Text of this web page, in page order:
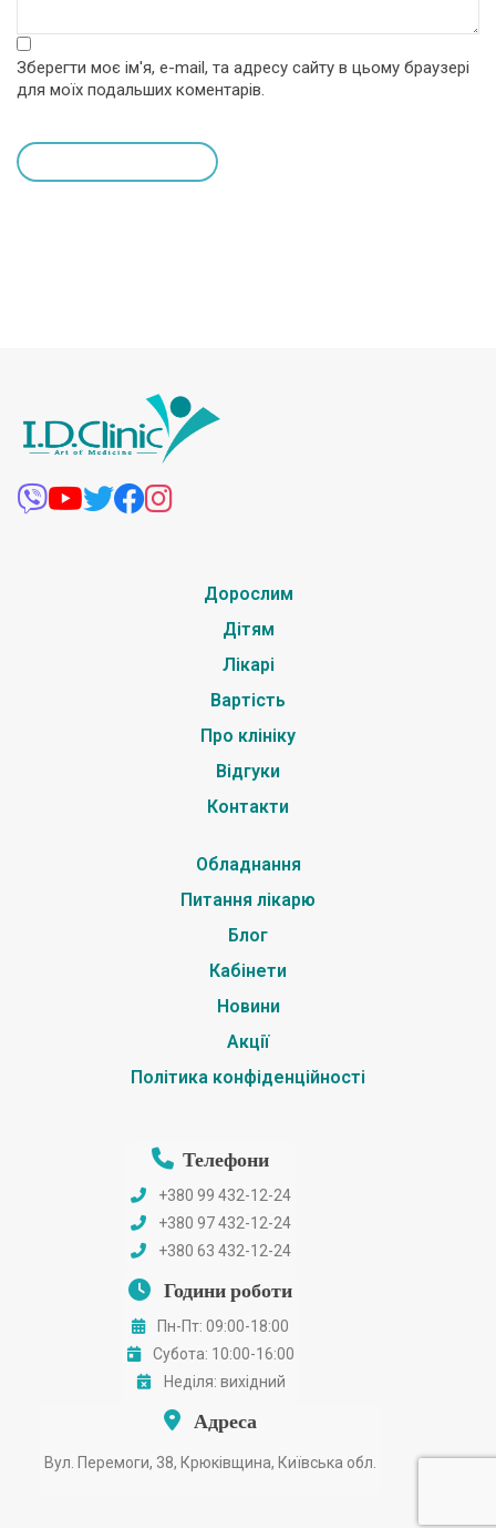
Зберегти моє ім'я, e-mail, та адресу сайту в цьому браузері
для моїх подальших коментарів.
Дорослим
Дітям
Лікарі
Вартість
Про клініку
Відгуки
Контакти
Обладнання
Питання лікарю
Блог
Кабінети
Новини
Акції
Політика конфіденційності
Телефони
+380 99 432-12-24
+380 97 432-12-24
+380 63 432-12-24
Години роботи
Пн-Пт: 09:00-18:00
Субота: 10:00-16:00
Неділя: вихідний
Адреса
Вул. Перемоги, 38, Крюківщина, Київська обл.